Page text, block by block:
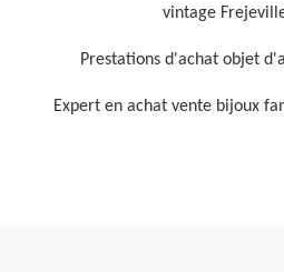
vintage
Prestations d'achat objet
Expert en achat vente bijoux